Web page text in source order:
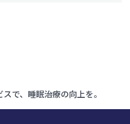
で、睡眠治療の向上を。